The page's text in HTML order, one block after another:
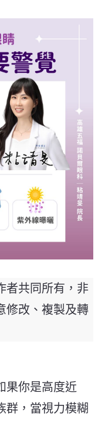
者共同所有，非
修改、複製及轉
果你是高度近
群，當視力模糊